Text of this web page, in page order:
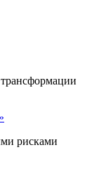
рисками